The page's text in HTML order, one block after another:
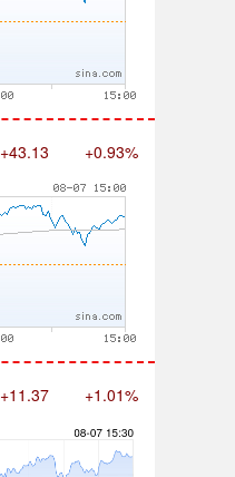
+43.13 +0.93%
+11.37 +1.01%